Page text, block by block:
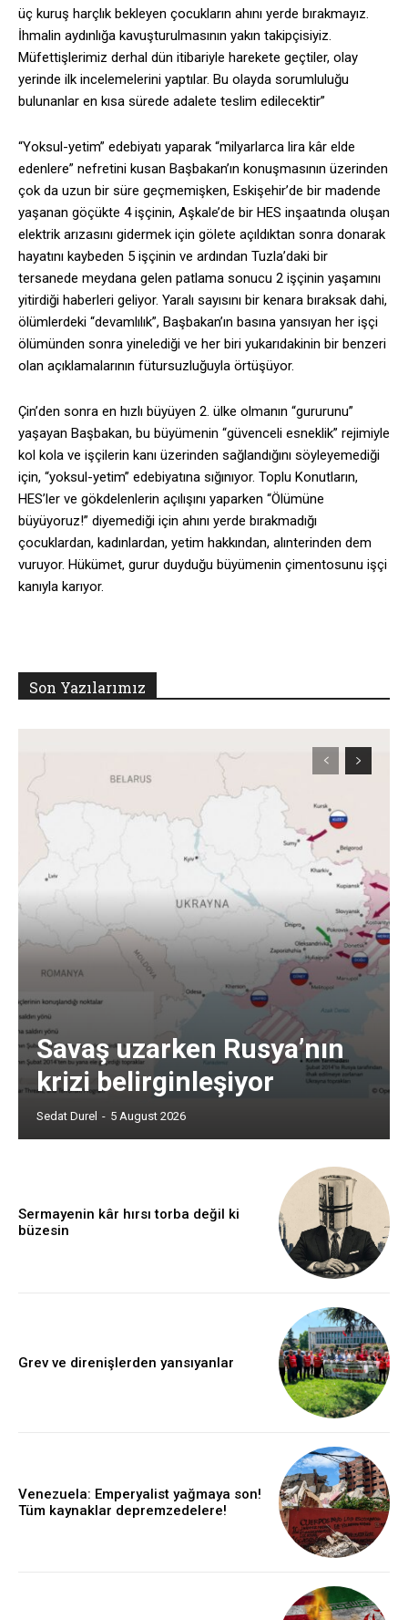
üç kuruş harçlık bekleyen çocukların ahını yerde bırakmayız.
İhmalin aydınlığa kavuşturulmasının yakın takipçisiyiz.
Müfettişlerimiz derhal dün itibariyle harekete geçtiler, olay
yerinde ilk incelemelerini yaptılar. Bu olayda sorumluluğu
bulunanlar en kısa sürede adalete teslim edilecektir”
“Yoksul-yetim” edebiyatı yaparak “milyarlarca lira kâr elde
edenlere” nefretini kusan Başbakan’ın konuşmasının üzerinden
çok da uzun bir süre geçmemişken, Eskişehir’de bir madende
yaşanan göçükte 4 işçinin, Aşkale’de bir HES inşaatında oluşan
elektrik arızasını gidermek için gölete açıldıktan sonra donarak
hayatını kaybeden 5 işçinin ve ardından Tuzla’daki bir
tersanede meydana gelen patlama sonucu 2 işçinin yaşamını
yitirdiği haberleri geliyor. Yaralı sayısını bir kenara bıraksak dahi,
ölümlerdeki “devamlılık”, Başbakan’ın basına yansıyan her işçi
ölümünden sonra yinelediği ve her biri yukarıdakinin bir benzeri
olan açıklamalarının fütursuzluğuyla örtüşüyor.
Çin’den sonra en hızlı büyüyen 2. ülke olmanın “gururunu”
yaşayan Başbakan, bu büyümenin “güvenceli esneklik” rejimiyle
kol kola ve işçilerin kanı üzerinden sağlandığını söyleyemediği
için, “yoksul-yetim” edebiyatına sığınıyor. Toplu Konutların,
HES’ler ve gökdelenlerin açılışını yaparken “Ölümüne
büyüyoruz!” diyemediği için ahını yerde bırakmadığı
çocuklardan, kadınlardan, yetim hakkından, alınterinden dem
vuruyor. Hükümet, gurur duyduğu büyümenin çimentosunu işçi
kanıyla karıyor.
Son Yazılarımız
Savaş uzarken Rusya’nın
krizi belirginleşiyor
Sedat Durel - 5 August 2026
Sermayenin kâr hırsı torba değil ki
büzesin
Grev ve direnişlerden yansıyanlar
Venezuela: Emperyalist yağmaya son!
Tüm kaynaklar depremzedelere!